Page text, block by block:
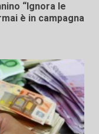
“Ignora le
è in campagna